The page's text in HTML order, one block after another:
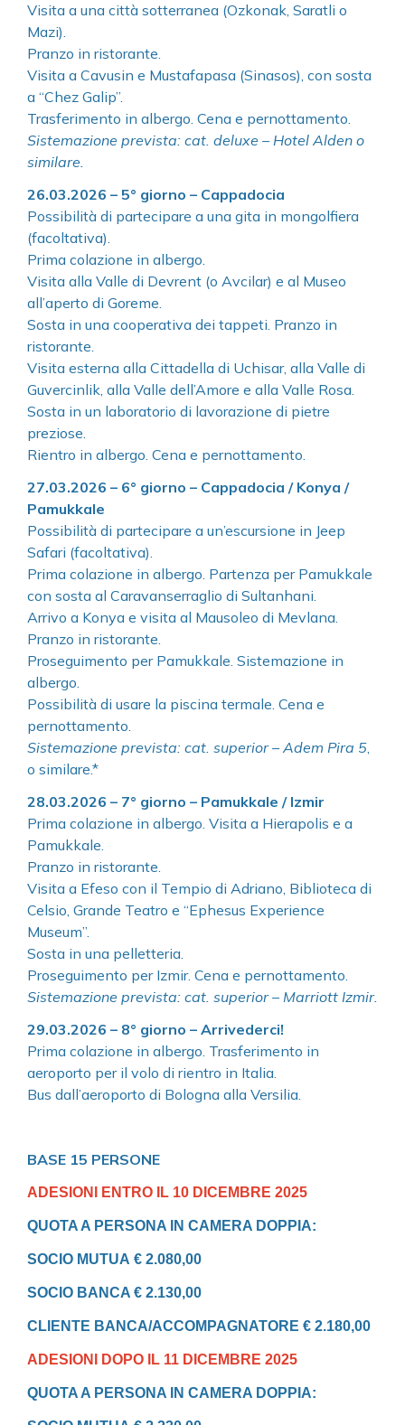
Visita a una città sotterranea (Ozkonak, Saratli o
Mazi).
Pranzo in ristorante.
Visita a Cavusin e Mustafapasa (Sinasos), con sosta
a “Chez Galip”.
Trasferimento in albergo. Cena e pernottamento.
Sistemazione prevista: cat. deluxe – Hotel Alden o
similare.
26.03.2026 – 5° giorno – Cappadocia
Possibilità di partecipare a una gita in mongolfiera
(facoltativa).
Prima colazione in albergo.
Visita alla Valle di Devrent (o Avcilar) e al Museo
all’aperto di Goreme.
Sosta in una cooperativa dei tappeti. Pranzo in
ristorante.
Visita esterna alla Cittadella di Uchisar, alla Valle di
Guvercinlik, alla Valle dell’Amore e alla Valle Rosa.
Sosta in un laboratorio di lavorazione di pietre
preziose.
Rientro in albergo. Cena e pernottamento.
27.03.2026 – 6° giorno – Cappadocia / Konya /
Pamukkale
Possibilità di partecipare a un’escursione in Jeep
Safari (facoltativa).
Prima colazione in albergo. Partenza per Pamukkale
con sosta al Caravanserraglio di Sultanhani.
Arrivo a Konya e visita al Mausoleo di Mevlana.
Pranzo in ristorante.
Proseguimento per Pamukkale. Sistemazione in
albergo.
Possibilità di usare la piscina termale. Cena e
pernottamento.
Sistemazione prevista: cat. superior – Adem Pira 5,
o similare.*
28.03.2026 – 7° giorno – Pamukkale / Izmir
Prima colazione in albergo. Visita a Hierapolis e a
Pamukkale.
Pranzo in ristorante.
Visita a Efeso con il Tempio di Adriano, Biblioteca di
Celsio, Grande Teatro e “Ephesus Experience
Museum”.
Sosta in una pelletteria.
Proseguimento per Izmir. Cena e pernottamento.
Sistemazione prevista: cat. superior – Marriott Izmir.
29.03.2026 – 8° giorno – Arrivederci!
Prima colazione in albergo. Trasferimento in
aeroporto per il volo di rientro in Italia.
Bus dall’aeroporto di Bologna alla Versilia.
BASE 15 PERSONE
ADESIONI ENTRO IL 10 DICEMBRE 2025
QUOTA A PERSONA IN CAMERA DOPPIA:
SOCIO MUTUA € 2.080,00
SOCIO BANCA € 2.130,00
CLIENTE BANCA/ACCOMPAGNATORE € 2.180,00
ADESIONI DOPO IL 11 DICEMBRE 2025
QUOTA A PERSONA IN CAMERA DOPPIA: